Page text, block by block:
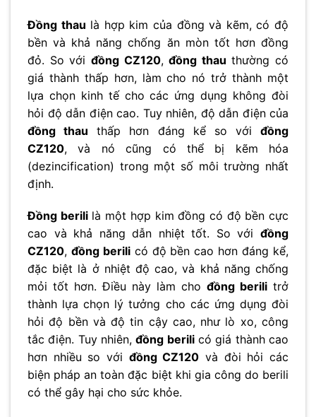
Đồng thau là hợp kim của đồng và kẽm, có độ
bền và khả năng chống ăn mòn tốt hơn đồng
đỏ. So với đồng CZ120,đồng thau thường có
giá thành thấp hơn, làm cho nó trở thành một
lựa chọn kinh tế cho các ứng dụng không đòi
hỏi độ dẫn điện cao. Tuy nhiên, độ dẫn điện của
đồng thau thấp hơn đáng kể so với đồng
CZ120, và nó cũng có thể bị kẽm hóa
(dezincification) trong một số môi trường nhất
định.
Đồng berililà một hợp kim đồng có độ bền cực
cao và khả năng dẫn nhiệt tốt. So với đồng
CZ120, đồng berilicó độ bền cao hơn đáng kể,
đặc biệt là ở nhiệt độ cao, và khả năng chống
mỏi tốt hơn. Điều này làm cho đồng berili trở
thành lựa chọn lý tưởng cho các ứng dụng đòi
hỏi độ bền và độ tin cậy cao, như lò xo, công
tắc điện. Tuy nhiên,đồng berilicó giá thành cao
hơn nhiều so với đồng CZ120 và đòi hỏi các
biện pháp an toàn đặc biệt khi gia công do berili
có thể gây hại cho sức khỏe.